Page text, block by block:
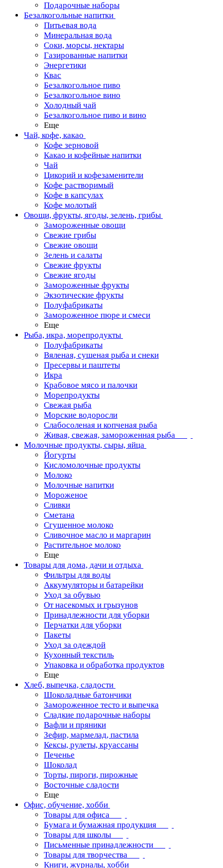
Подарочные наборы
Безалкогольные напитки
Питьевая вода
Минеральная вода
Соки, морсы, нектары
Газированные напитки
Энергетики
Квас
Безалкогольное пиво
Безалкогольное вино
Холодный чай
Безалкогольное пиво и вино
Еще
Чай, кофе, какао
Кофе зерновой
Какао и кофейные напитки
Чай
Цикорий и кофезаменители
Кофе растворимый
Кофе в капсулах
Кофе молотый
Овощи, фрукты, ягоды, зелень, грибы
Замороженные овощи
Свежие грибы
Свежие овощи
Зелень и салаты
Свежие фрукты
Свежие ягоды
Замороженные фрукты
Экзотические фрукты
Полуфабрикаты
Замороженное пюре и смеси
Еще
Рыба, икра, морепродукты
Полуфабрикаты
Вяленая, сушеная рыба и снеки
Пресервы и паштеты
Икра
Крабовое мясо и палочки
Морепродукты
Свежая рыба
Морские водоросли
Слабосоленая и копченая рыба
Живая, свежая, замороженная рыба
Молочные продукты, сыры, яйца
Йогурты
Кисломолочные продукты
Молоко
Молочные напитки
Мороженое
Сливки
Сметана
Сгущенное молоко
Сливочное масло и маргарин
Растительное молоко
Еще
Товары для дома, дачи и отдыха
Фильтры для воды
Аккумуляторы и батарейки
Уход за обувью
От насекомых и грызунов
Принадлежности для уборки
Перчатки для уборки
Пакеты
Уход за одеждой
Кухонный текстиль
Упаковка и обработка продуктов
Еще
Хлеб, выпечка, сладости
Шоколадные батончики
Замороженное тесто и выпечка
Сладкие подарочные наборы
Вафли и пряники
Зефир, мармелад, пастила
Кексы, рулеты, круассаны
Печенье
Шоколад
Торты, пироги, пирожные
Восточные сладости
Еще
Офис, обучение, хобби
Товары для офиса
Бумага и бумажная продукция
Товары для школы
Письменные принадлежности
Товары для творчества
Книги, журналы, хобби